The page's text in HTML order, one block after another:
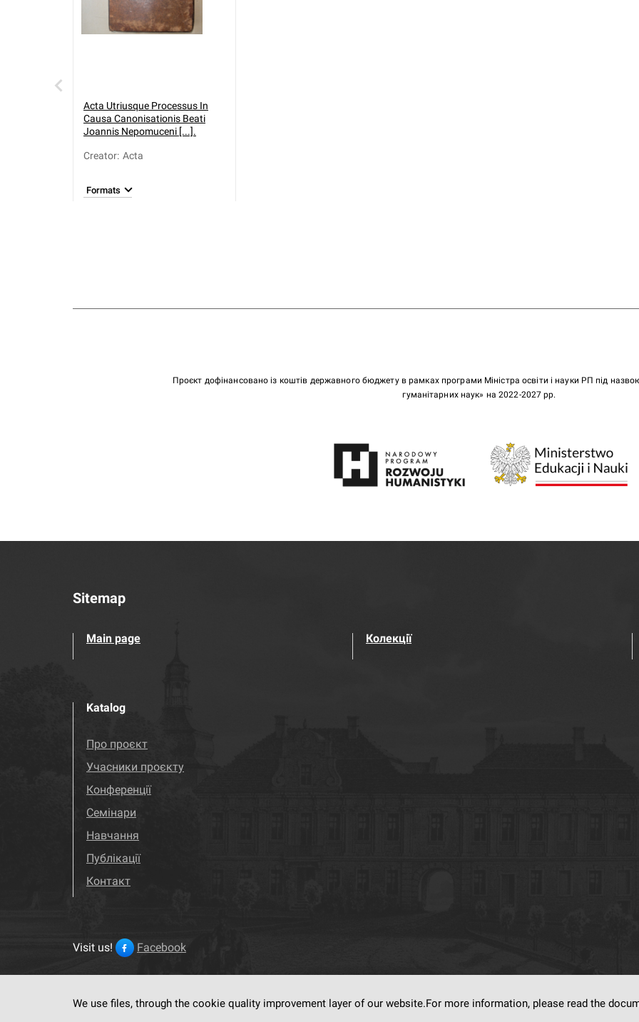
Acta Utriusque Processus In
Causa Canonisationis Beati
Joannis Nepomuceni [...].
Creator: Acta
Formats
Проєкт дофінансовано із коштів державного бюджету в рамках програми Міністра освіти і науки РП під
гуманітарних наук» на 2022-2027 рр.
Sitemap
Main page Колекції
Katalog
Про проєкт
Учасники проєкту
Конференції
Семінари
Навчання
Публікації
Контакт
Visit us! Facebook
This service runs ondLibra6.4.18-SNAPSHOTsoftware created byPoznan Supercomputing and
We use files, through the cookie quality improvement layer of our website.For more information, please read the